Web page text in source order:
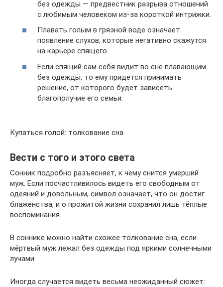
без одежды — предвестник разрыва отношений
с любимым человеком из-за короткой интрижки.
Плавать голым в грязной воде означает
появление слухов, которые негативно скажутся
на карьере спящего.
Если спящий сам себя видит во сне плавающим
без одежды, то ему придется принимать
решение, от которого будет зависеть
благополучие его семьи.
Купаться голой: толкование сна
Вести с того и этого света
Сонник подробно разъясняет, к чему снится умерший
муж. Если посчастливилось видеть его свободным от
одеяний и довольным, символ означает, что он достиг
блаженства, и о прожитой жизни сохранил лишь тёплые
воспоминания.
В соннике можно найти схожее толкование сна, если
мёртвый муж лежал без одежды под яркими солнечными
лучами.
Иногда случается видеть весьма неожиданный сюжет: